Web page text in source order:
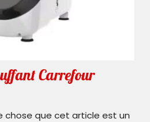
Carrefour
chose que cet article est un